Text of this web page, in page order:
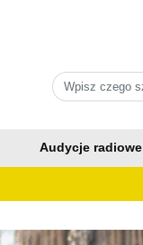
Audycje radiowe